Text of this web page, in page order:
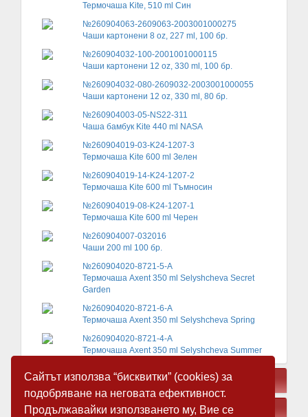
Сайтът използва “бисквитки” (cookies) за
подобряване на неговата ефективност.
Продължавайки използването му, Вие се
Термочаша Kite, 510 ml Син
№260904063-2609063-2003001000275
Чаши картонени 8 oz, 227 ml, 100 бр.
№260904032-100-2001001000115
Чаши картонени 12 oz, 330 ml, 100 бр.
№260904032-080-2609032-2003001000055
Чаши картонени 12 oz, 330 ml, 80 бр.
№260904003-05-NS22-311
Чаша бамбук Kite 440 ml NASA
№260904019-03-K24-1207-3
Термочаша Kite 600 ml Зелен
№260904019-14-K24-1207-2
Термочаша Kite 600 ml Тъмносин
№260904019-08-K24-1207-1
Термочаша Kite 600 ml Черен
№260904007-032016
Чаши 200 ml 100 бр.
№260904020-8721-5-A
Термочаша Axent 350 ml Selyshcheva Secret
Garden
№260904020-8721-6-A
Термочаша Axent 350 ml Selyshcheva Spring
№260904020-8721-4-A
Термочаша Axent 350 ml Selyshcheva Summer
СВЪРЗАНИ ПРОДУКТИ
ЗАМЕСТВАЩИ ПРОДУКТИ